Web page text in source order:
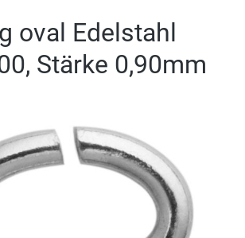
oval Edelstahl
Stärke 0,90mm